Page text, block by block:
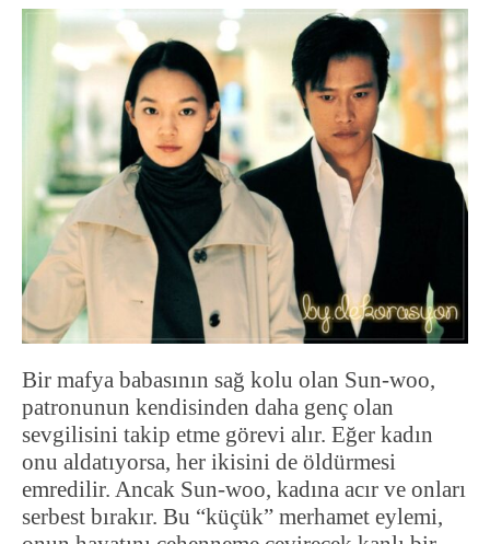
Bir mafya babasının sağ kolu olan Sun-woo,
patronunun kendisinden daha genç olan
sevgilisini takip etme görevi alır. Eğer kadın
onu aldatıyorsa, her ikisini de öldürmesi
emredilir. Ancak Sun-woo, kadına acır ve onları
serbest bırakır. Bu “küçük” merhamet eylemi,